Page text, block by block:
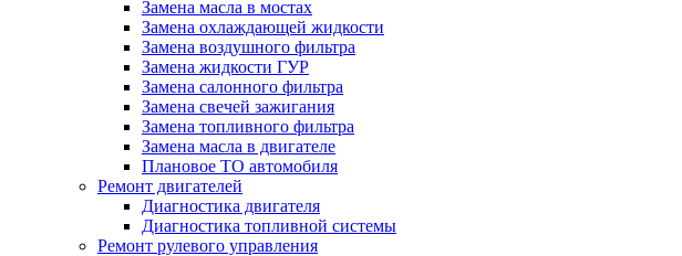
Замена масла в мостах
Замена охлаждающей жидкости
Замена воздушного фильтра
Замена жидкости ГУР
Замена салонного фильтра
Замена свечей зажигания
Замена топливного фильтра
Замена масла в двигателе
Плановое ТО автомобиля
Ремонт двигателей
Диагностика двигателя
Диагностика топливной системы
Ремонт рулевого управления